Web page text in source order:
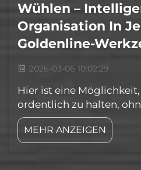
Wühlen –
Organisation In
Goldenline-
2026-03-06 10:02:29
Hier ist eine
ordentlich zu halten,
Verzweiflung zu treiben.
Schubladen voller
schwierig sein, das
MEHR ANZEIGEN